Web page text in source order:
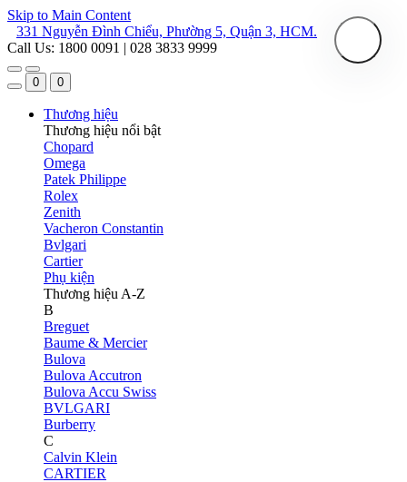
Skip to Main Content
331 Nguyễn Đình Chiểu, Phường 5, Quận 3, HCM.
Call Us: 1800 0091 | 028 3833 9999
0 0
Thương hiệu
Thương hiệu nổi bật
Chopard
Omega
Patek Philippe
Rolex
Zenith
Vacheron Constantin
Bvlgari
Cartier
Phụ kiện
Thương hiệu A-Z
B
Breguet
Baume & Mercier
Bulova
Bulova Accutron
Bulova Accu Swiss
BVLGARI
Burberry
C
Calvin Klein
CARTIER